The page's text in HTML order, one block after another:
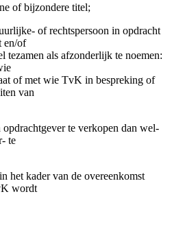
of bijzondere titel;
of rechtspersoon in opdracht
en/of
tezamen als afzonderlijk te noemen:
of met wie TvK in bespreking of
van
te verkopen dan wel-
te
het kader van de overeenkomst
wordt